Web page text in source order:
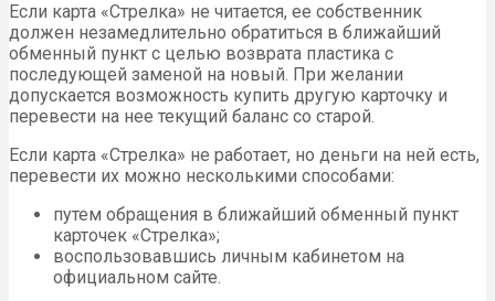
Если карта «Стрелка» не читается, ее собственник
должен незамедлительно обратиться в ближайший
обменный пункт с целью возврата пластика с
последующей заменой на новый. При желании
допускается возможность купить другую карточку и
перевести на нее текущий баланс со старой.
Если карта «Стрелка» не работает, но деньги на ней есть,
перевести их можно несколькими способами:
путем обращения в ближайший обменный пункт
карточек «Стрелка»;
воспользовавшись личным кабинетом на
официальном сайте.